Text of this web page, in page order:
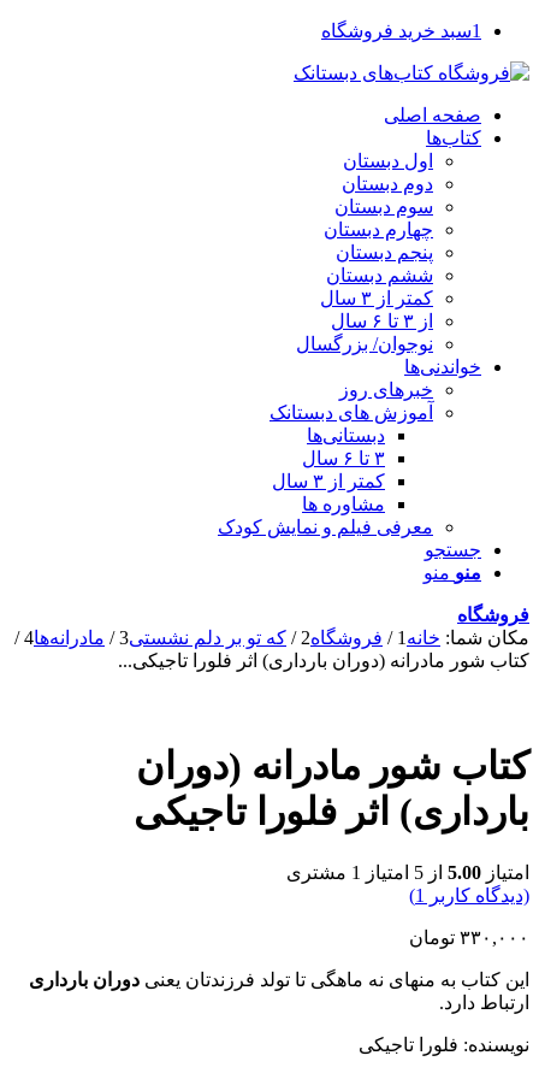
1سبد خرید فروشگاه
صفحه اصلی
کتاب‌ها
اول دبستان
دوم دبستان
سوم دبستان
چهارم دبستان
پنجم دبستان
ششم دبستان
کمتر از ۳ سال
از ۳ تا ۶ سال
نوجوان/ بزرگسال
خواندنی‌ها
خبرهای روز
آموزش های دبستانک
دبستانی‌ها
۳ تا ۶ سال
کمتر از ۳ سال
مشاوره ها
معرفی فیلم و نمایش کودک
جستجو
منو منو
فروشگاه
مکان شما: خانه 1
/ فروشگاه2
/ که تو بر دلم نشستی3
/ مادرانه‌ها4
/
کتاب شور مادرانه (دوران بارداری) اثر فلورا تاجیکی...
کتاب شور مادرانه (دوران
بارداری) اثر فلورا تاجیکی
امتیاز 5.00 از 5 امتیاز 1 مشتری
(دیدگاه کاربر
1
)
۳۳۰,۰۰۰ تومان
این کتاب به منهای نه ماهگی تا تولد فرزندتان یعنی دوران بارداری
ارتباط دارد.
نویسنده: فلورا تاجیکی